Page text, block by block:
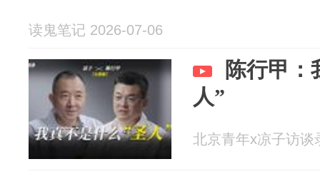
读鬼笔记 2026-07-06
陈行甲：
人”
北京青年x凉子访谈